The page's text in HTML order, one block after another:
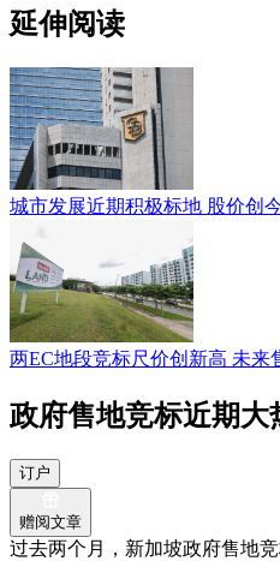
延伸阅读
城市发展近期积极标地 股价创
两EC地段竞标尺价创新高 未来
政府售地竞标近期
订户
赠阅文章
过去两个月，新加坡政府售地